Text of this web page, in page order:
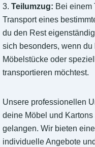
3. Teilumzug: Bei einem
Transport eines
du den Rest
sich besonders, wenn
Möbelstücke oder
transportieren möchtest.
Unsere professionellen
deine Möbel und
gelangen. Wir bieten
individuelle Angebote